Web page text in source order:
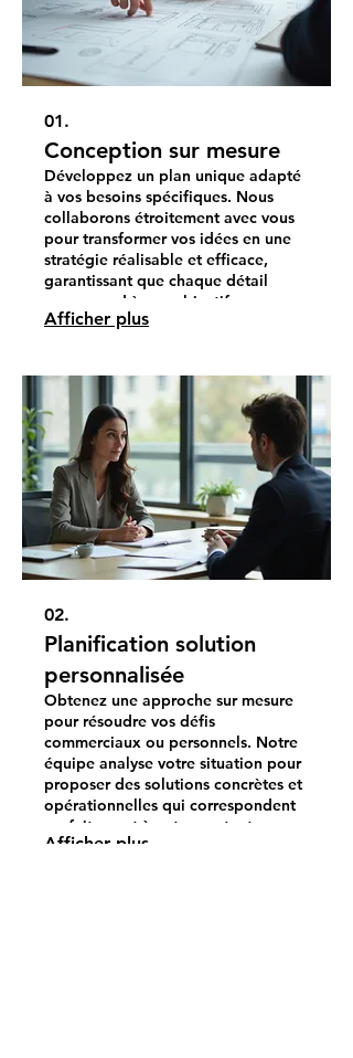
01.
Conception sur mesure
Développez un plan unique adapté
à vos besoins spécifiques. Nous
collaborons étroitement avec vous
pour transformer vos idées en une
stratégie réalisable et efficace,
garantissant que chaque détail
correspond à vos objectifs.
Afficher plus
02.
Planification solution
personnalisée
Obtenez une approche sur mesure
pour résoudre vos défis
commerciaux ou personnels. Notre
équipe analyse votre situation pour
proposer des solutions concrètes et
opérationnelles qui correspondent
parfaitement à votre contexte.
Afficher plus